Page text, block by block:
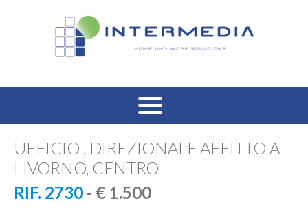
HOME
VENDITA RESIDENZIALE
UFFICIO , DIREZIONALE AFFITTO A
LIVORNO, CENTRO
RIF. 2730 - € 1.500